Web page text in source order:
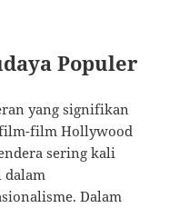
Populer
yang signifikan
film Hollywood
sering kali
dalam
Dalam